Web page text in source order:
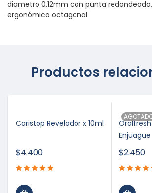
diametro 0.12mm con punta
ergonómico octagonal
Productos
Caristop Revelador x 10ml
$4.400
Enjuague
$2.450